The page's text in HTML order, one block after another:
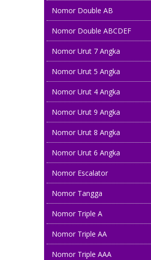
Nomor Double AB
Nomor Double ABCDEF
Nomor Urut 7 Angka
Nomor Urut 5 Angka
Nomor Urut 4 Angka
Nomor Urut 9 Angka
Nomor Urut 8 Angka
Nomor Urut 6 Angka
Nomor Escalator
Nomor Tangga
Nomor Triple A
Nomor Triple AA
Nomor Triple AAA